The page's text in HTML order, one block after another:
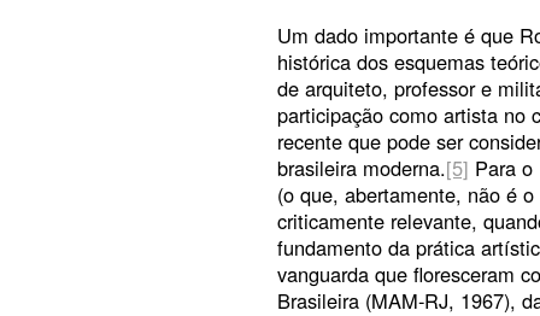
Um dado importante é que
histórica dos esquemas
de arquiteto, professor e
participação como artista no
recente que pode ser
brasileira moderna.[5] Para o
(o que, abertamente, não é
criticamente relevante,
fundamento da prática
vanguarda que floresceram
Brasileira (MAM-RJ, 1967),